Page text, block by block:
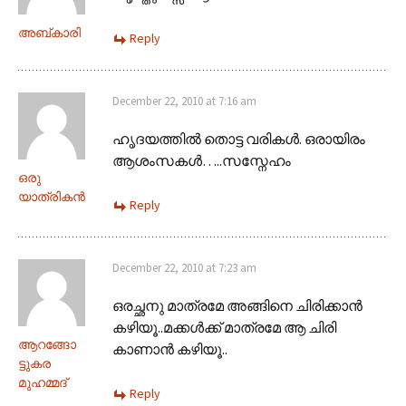
അബ്‌കാരി Reply
ഒരു
യാത്രികന്‍
December 22, 2010 at 7:16 am
ഹൃദയത്തില്‍ തൊട്ട വരികള്‍. ഒരായിരം
ആശംസകള്‍…..സസ്നേഹം
Reply
ആറങ്ങോ
ട്ടുകര
മുഹമ്മദ്‌
December 22, 2010 at 7:23 am
ഒരച്ഛനു മാത്രമേ അങ്ങിനെ ചിരിക്കാന്‍
കഴിയൂ..മക്കള്‍ക്ക്‌ മാത്രമേ ആ ചിരി
കാണാന്‍ കഴിയൂ..
Reply